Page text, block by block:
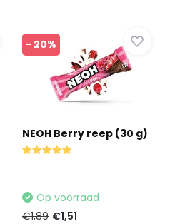
- 20%
NEOH Berry reep (30 g)
Op voorraad
€1,89 €1,51